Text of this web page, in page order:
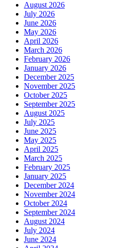
August 2026
July 2026
June 2026
May 2026
April 2026
March 2026
February 2026
January 2026
December 2025
November 2025
October 2025
September 2025
August 2025
July 2025
June 2025
May 2025
April 2025
March 2025
February 2025
January 2025
December 2024
November 2024
October 2024
September 2024
August 2024
July 2024
June 2024